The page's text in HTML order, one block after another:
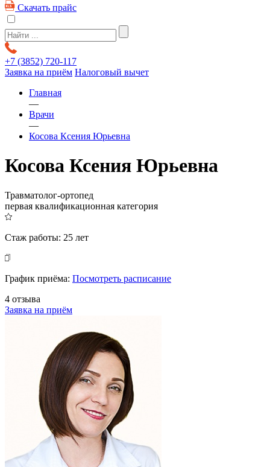
Скачать прайс
+7 (3852) 720-117
Заявка на приём Налоговый вычет
Главная
—
Врачи
—
Косова Ксения Юрьевна
Косова Ксения Юрьевна
Травматолог-ортопед
первая квалификационная категория
Стаж работы: 25 лет
График приёма: Посмотреть расписание
4 отзыва
Заявка на приём